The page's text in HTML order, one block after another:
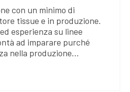
con un minimo di
tissue e in produzione.
esperienza su linee
ad imparare purché
nella produzione…